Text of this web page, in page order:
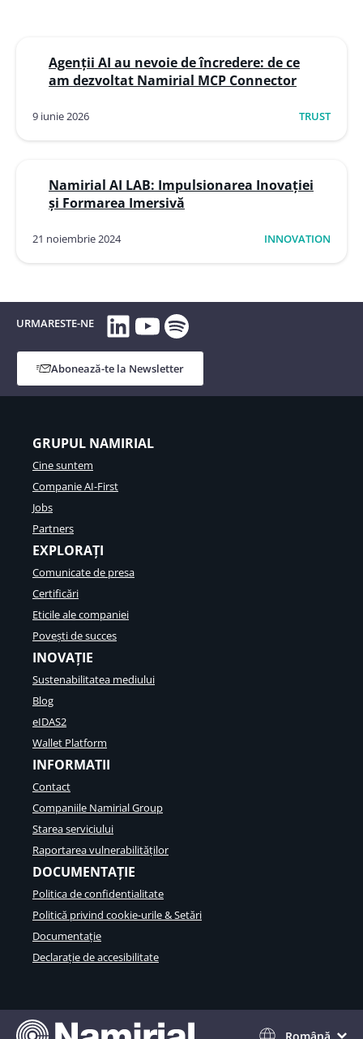
Agenții AI au nevoie de încredere: de ce
am dezvoltat Namirial MCP Connector
9 iunie 2026 TRUST
Namirial AI LAB: Impulsionarea Inovației
și Formarea Imersivă
21 noiembrie 2024 INNOVATION
URMARESTE-NE LinkedIn
YouTube
Spotify
Abonează-te la Newsletter
GRUPUL NAMIRIAL
Cine suntem
Companie AI-First
Jobs
Partners
EXPLORAȚI
Comunicate de presa
Certificări
Eticile ale companiei
Povești de succes
INOVAȚIE
Sustenabilitatea mediului
Blog
eIDAS2
Wallet Platform
INFORMATII
Contact
Companiile Namirial Group
Starea serviciului
Raportarea vulnerabilităților
DOCUMENTAȚIE
Politica de confidentialitate
Politică privind cookie-urile & Setări
Documentație
Declarație de accesibilitate
Română